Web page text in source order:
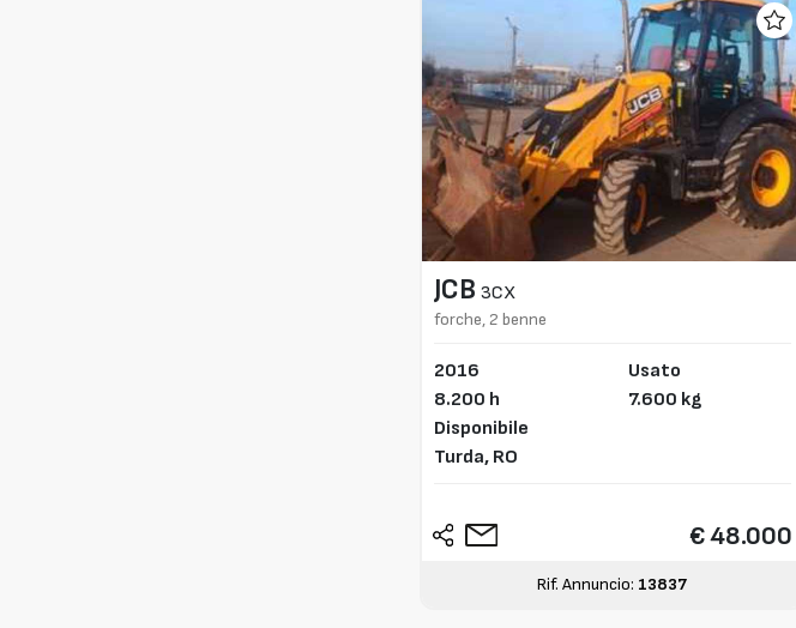
JCB 3CX
forche, 2 benne
2016
8.200 h
Disponibile
Turda,RO
Usato
7.600 kg
€ 48.000
Rif. Annuncio: 13837